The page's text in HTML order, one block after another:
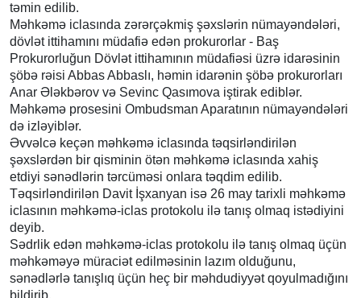
təmin edilib.
Məhkəmə iclasında zərərçəkmiş şəxslərin nümayəndələri,
dövlət ittihamını müdafiə edən prokurorlar - Baş
Prokurorluğun Dövlət ittihamının müdafiəsi üzrə idarəsinin
şöbə rəisi Abbas Abbaslı, həmin idarənin şöbə prokurorları
Anar Ələkbərov və Sevinc Qasımova iştirak ediblər.
Məhkəmə prosesini Ombudsman Aparatının nümayəndələri
də izləyiblər.
Əvvəlcə keçən məhkəmə iclasında təqsirləndirilən
şəxslərdən bir qisminin ötən məhkəmə iclasında xahiş
etdiyi sənədlərin tərcüməsi onlara təqdim edilib.
Təqsirləndirilən Davit İşxanyan isə 26 may tarixli məhkəmə
iclasının məhkəmə-iclas protokolu ilə tanış olmaq istədiyini
deyib.
Sədrlik edən məhkəmə-iclas protokolu ilə tanış olmaq üçün
məhkəməyə müraciət edilməsinin lazım olduğunu,
sənədlərlə tanışlıq üçün heç bir məhdudiyyət qoyulmadığını
bildirib.